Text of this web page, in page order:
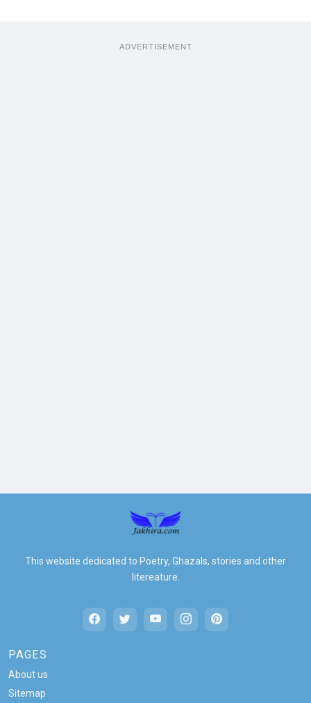
ADVERTISEMENT
This website dedicated to Poetry, Ghazals, stories and other
litereature.
PAGES
About us
Sitemap